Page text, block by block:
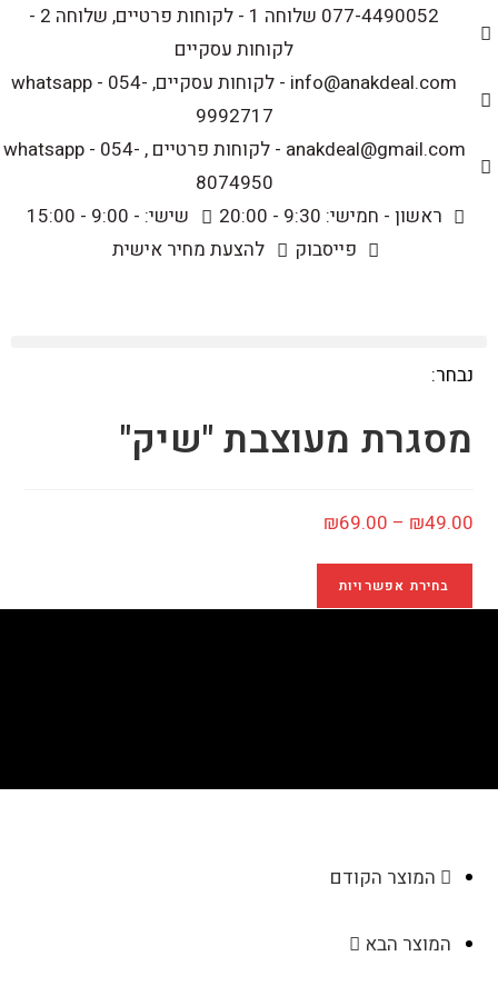
077-4490052 שלוחה 1 - לקוחות פרטיים, שלוחה 2 -
לקוחות עסקיים
info@anakdeal.com - לקוחות עסקיים, whatsapp - 054-
9992717
anakdeal@gmail.com - לקוחות פרטיים , whatsapp - 054-
8074950
ראשון - חמישי: 9:30 - 20:00
שישי: - 9:00 - 15:00
פייסבוק
להצעת מחיר אישית
נבחר:
מסגרת מעוצבת "שיק"
₪49.00
–
₪69.00
בחירת אפשרויות
המוצר הקודם
המוצר הבא